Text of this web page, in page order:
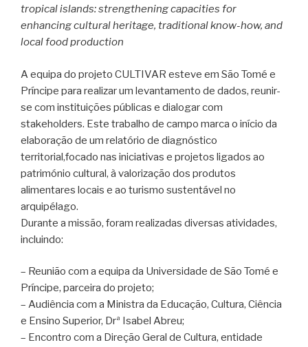
tropical islands: strengthening capacities for
enhancing cultural heritage, traditional know-how, and
local food production
A equipa do projeto CULTIVAR esteve em São Tomé e
Príncipe para realizar um levantamento de dados, reunir-
se com instituições públicas e dialogar com
stakeholders. Este trabalho de campo marca o início da
elaboração de um relatório de diagnóstico
territorial,focado nas iniciativas e projetos ligados ao
património cultural, à valorização dos produtos
alimentares locais e ao turismo sustentável no
arquipélago.
Durante a missão, foram realizadas diversas atividades,
incluindo:
– Reunião com a equipa da Universidade de São Tomé e
Príncipe, parceira do projeto;
– Audiência com a Ministra da Educação, Cultura, Ciência
e Ensino Superior, Drª Isabel Abreu;
– Encontro com a Direção Geral de Cultura, entidade